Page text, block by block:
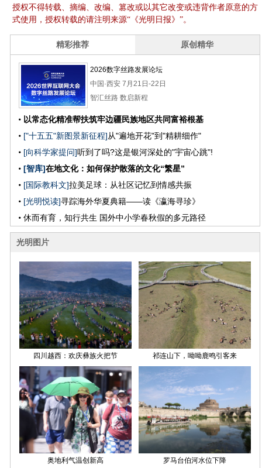
授权不得转载、摘编、改编、篡改或以其它改变或违背作者原意的方
式使用，授权转载的请注明来源“《光明日报》”。